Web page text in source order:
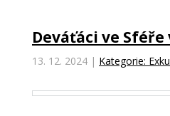
Deváťáci ve
13. 12. 2024 | Kategorie: